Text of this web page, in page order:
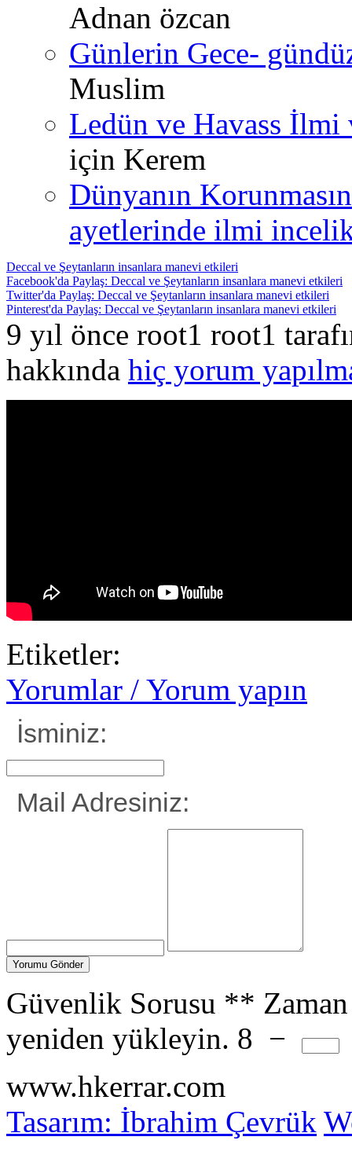
Adnan özcan
Günlerin Gece-
Muslim
Ledün ve Havass İlmi
için Kerem
Dünyanın
ayetlerinde ilmi
Deccal ve Şeytanların insanlara manevi etkileri
Facebook'da Paylaş: Deccal ve Şeytanların insanlara manevi etkileri
Twitter'da Paylaş: Deccal ve Şeytanların insanlara manevi etkileri
Pinterest'da Paylaş: Deccal ve Şeytanların insanlara manevi etkileri
9 yıl önce root1 root1
hakkında hiç yorum
Etiketler:
Yorumlar / Yorum yapın
İsminiz:
Mail Adresiniz:
Güvenlik Sorusu **
yeniden yükleyin. 8 −
www.hkerrar.com
Tasarım: İbrahim Çevrük